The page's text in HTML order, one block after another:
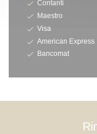
Contanti
Maestro
Visa
American Express
Bancomat